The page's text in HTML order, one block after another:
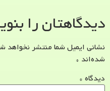
دیدگاهتان را
نشانی ایمیل شما منتشر نخواهد
شده‌اند *
دیدگاه *